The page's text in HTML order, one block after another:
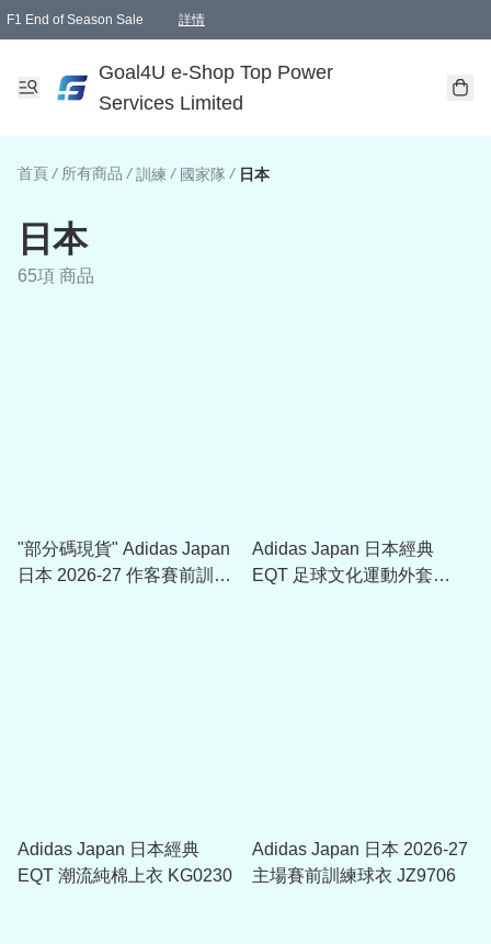
F1 End of Season Sale 詳情
Goal4U e-Shop Top Power
Services Limited
首頁 / 所有商品 / 訓練 / 國家隊 / 日本
日本
65項 商品
"部分碼現貨" Adidas Japan
日本 2026-27 作客賽前訓練
Adidas Japan 日本經典
EQT 足球文化運動外套
Adidas Japan 日本經典
EQT 潮流純棉上衣 KG0230
Adidas Japan 日本 2026-27
主場賽前訓練球衣 JZ9706